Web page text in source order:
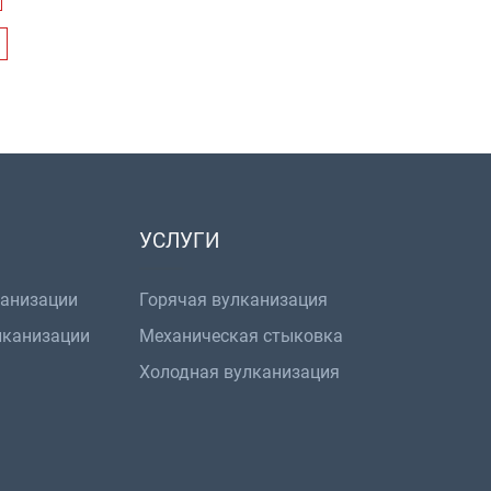
УСЛУГИ
Горячая вулканизация
Механическая стыковка
Холодная вулканизация